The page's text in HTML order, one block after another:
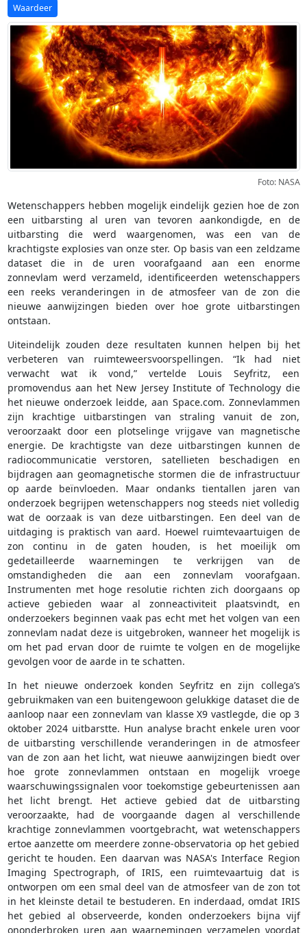
Foto: NASA
Wetenschappers hebben mogelijk eindelijk gezien hoe de zon
een uitbarsting al uren van tevoren aankondigde, en de
uitbarsting die werd waargenomen, was een van de
krachtigste explosies van onze ster. Op basis van een zeldzame
dataset die in de uren voorafgaand aan een enorme
zonnevlam werd verzameld, identificeerden wetenschappers
een reeks veranderingen in de atmosfeer van de zon die
nieuwe aanwijzingen bieden over hoe grote uitbarstingen
ontstaan.
Uiteindelijk zouden deze resultaten kunnen helpen bij het
verbeteren van ruimteweersvoorspellingen. “Ik had niet
verwacht wat ik vond,” vertelde Louis Seyfritz, een
promovendus aan het New Jersey Institute of Technology die
het nieuwe onderzoek leidde, aan Space.com. Zonnevlammen
zijn krachtige uitbarstingen van straling vanuit de zon,
veroorzaakt door een plotselinge vrijgave van magnetische
energie. De krachtigste van deze uitbarstingen kunnen de
radiocommunicatie verstoren, satellieten beschadigen en
bijdragen aan geomagnetische stormen die de infrastructuur
op aarde beïnvloeden. Maar ondanks tientallen jaren van
onderzoek begrijpen wetenschappers nog steeds niet volledig
wat de oorzaak is van deze uitbarstingen. Een deel van de
uitdaging is praktisch van aard. Hoewel ruimtevaartuigen de
zon continu in de gaten houden, is het moeilijk om
gedetailleerde waarnemingen te verkrijgen van de
omstandigheden die aan een zonnevlam voorafgaan.
Instrumenten met hoge resolutie richten zich doorgaans op
actieve gebieden waar al zonneactiviteit plaatsvindt, en
onderzoekers beginnen vaak pas echt met het volgen van een
zonnevlam nadat deze is uitgebroken, wanneer het mogelijk is
om het pad ervan door de ruimte te volgen en de mogelijke
gevolgen voor de aarde in te schatten.
In het nieuwe onderzoek konden Seyfritz en zijn collega’s
gebruikmaken van een buitengewoon gelukkige dataset die de
aanloop naar een zonnevlam van klasse X9 vastlegde, die op 3
oktober 2024 uitbarstte. Hun analyse bracht enkele uren voor
de uitbarsting verschillende veranderingen in de atmosfeer
van de zon aan het licht, wat nieuwe aanwijzingen biedt over
hoe grote zonnevlammen ontstaan en mogelijk vroege
waarschuwingssignalen voor toekomstige gebeurtenissen aan
het licht brengt. Het actieve gebied dat de uitbarsting
veroorzaakte, had de voorgaande dagen al verschillende
krachtige zonnevlammen voortgebracht, wat wetenschappers
ertoe aanzette om meerdere zonne-observatoria op het gebied
gericht te houden. Een daarvan was NASA's Interface Region
Imaging Spectrograph, of IRIS, een ruimtevaartuig dat is
ontworpen om een smal deel van de atmosfeer van de zon tot
in het kleinste detail te bestuderen. En inderdaad, omdat IRIS
het gebied al observeerde, konden onderzoekers bijna vijf
ononderbroken uren aan waarnemingen verzamelen voordat